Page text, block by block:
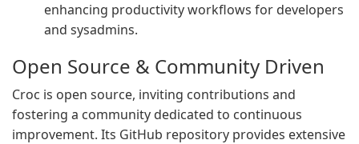
enhancing productivity workflows for developers
and sysadmins.
Open Source & Community Driven
Croc is open source, inviting contributions and
fostering a community dedicated to continuous
improvement. Its GitHub repository provides extensive